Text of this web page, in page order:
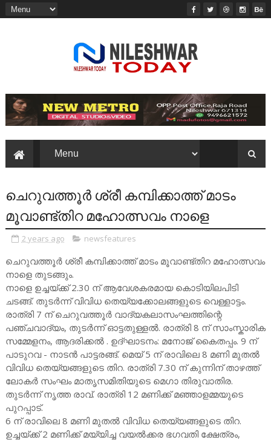
ചെറുവത്തൂർ ശ്രീ കമ്പിക്കാത്ത് മാടം
മൂവാണ്ട്തിറ മഹോത്സവം നാളെ
2 years ago newsfeatures
ചെറുവത്തൂർ ശ്രീ കമ്പിക്കാത്ത് മാടം മൂവാണ്ട്തിറ മഹോത്സവം
നാളെ തുടങ്ങും.
നാളെ ഉച്ചയ്ക്ക് 2.30 ന് ആവേശകരമായ കൊടിയിലപിടി
ചടങ്ങ്. തുടർന്ന് വിവിധ തെയ്യക്കോലങ്ങളുടെ വെള്ളാട്ടം.
രാത്രി 7 ന് ചെറുവത്തൂർ വാദ്യകലാസംഘത്തിന്റെ
പഞ്ചവാദ്യം, തുടർന്ന് ഓട്ടതുള്ളൽ. രാത്രി 8 ന് സാംസ്കാരിക
സമ്മേളനം, ആദരിക്കൽ . ഉദ്ഘാടനം: മനോജ് കൈതപ്പം. 9 ന്
പാടുറവ - നാടൻ പാട്ടരങ്ങ്. മെയ് 5 ന് രാവിലെ 8 മണി മുതൽ
വിവിധ തെയ്യങ്ങളുടെ തിറ. രാത്രി 7.30 ന് കുന്നിന് താഴത്ത്
ലോകർ സംഘം മാതൃസമിതിയുടെ മെഗാ തിരുവാതിര.
തുടർന്ന് നൃത്ത രാവ്. രാത്രി 12 മണിക്ക് മഞ്ഞാളമ്മയുടെ
പുറപ്പാട്.
6 ന് രാവിലെ 8 മണി മുതൽ വിവിധ തെയ്യങ്ങളുടെ തിറ.
ഉച്ചയ്ക്ക് 2 മണിക്ക് മയ്യിച്ച വയൽക്കര ഭഗവതി ക്ഷേത്രം,